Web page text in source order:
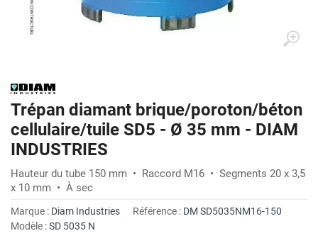
Trépan diamant brique/poroton/béton
cellulaire/tuile SD5 - Ø 35 mm - DIAM
INDUSTRIES
Hauteur du tube 150 mm • Raccord M16 • Segments 20 x 3,5
x 10 mm • À sec
Marque : Diam Industries Référence : DM SD5035NM16-150
Modèle :SD 5035 N